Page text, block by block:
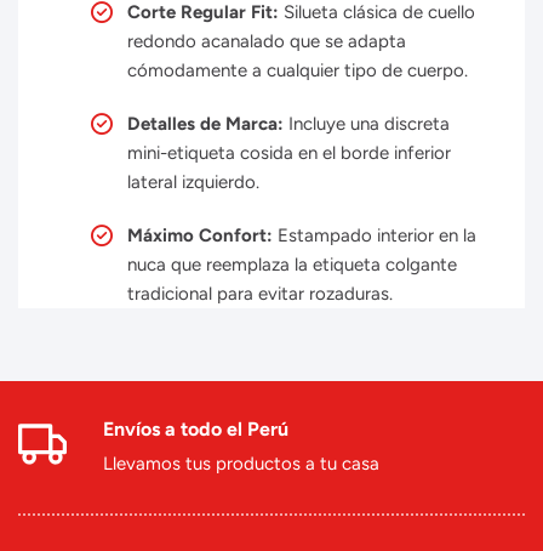
Corte Regular Fit: Silueta clásica de cuello
redondo acanalado que se adapta
cómodamente a cualquier tipo de cuerpo.
Detalles de Marca: Incluye una discreta
mini-etiqueta cosida en el borde inferior
lateral izquierdo.
Máximo Confort: Estampado interior en la
nuca que reemplaza la etiqueta colgante
tradicional para evitar rozaduras.
Envíos a todo el Perú
Llevamos tus productos a tu casa